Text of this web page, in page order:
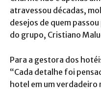
atravessou décadas,
desejos de quem
do grupo, Cristiano
Para a gestora dos
“Cada detalhe foi
hotel em um